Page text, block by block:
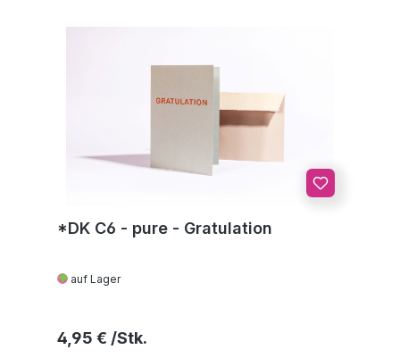
*DK C6 - pure - Gratulation
auf Lager
Regulärer Preis:
4,95 €